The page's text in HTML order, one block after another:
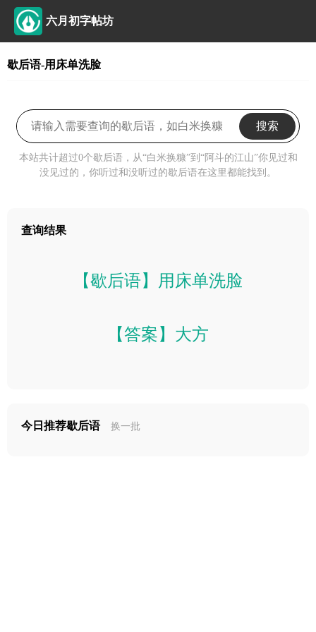
六月初字帖坊
歇后语-用床单洗脸
搜索
本站共计超过0个歇后语，从“白米换糠”到“阿斗的江山”你见过和
没见过的，你听过和没听过的歇后语在这里都能找到。
查询结果
【歇后语】用床单洗脸
【答案】大方
今日推荐歇后语 换一批